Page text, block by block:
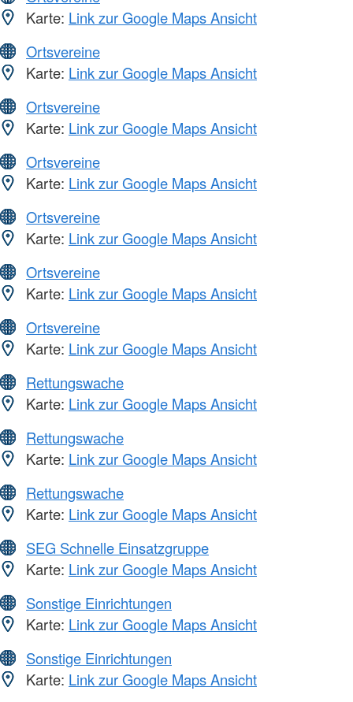
Karte: Link zur Google Maps Ansicht
Ortsvereine
Karte: Link zur Google Maps Ansicht
Ortsvereine
Karte: Link zur Google Maps Ansicht
Ortsvereine
Karte: Link zur Google Maps Ansicht
Ortsvereine
Karte: Link zur Google Maps Ansicht
Ortsvereine
Karte: Link zur Google Maps Ansicht
Ortsvereine
Karte: Link zur Google Maps Ansicht
Rettungswache
Karte: Link zur Google Maps Ansicht
Rettungswache
Karte: Link zur Google Maps Ansicht
Rettungswache
Karte: Link zur Google Maps Ansicht
SEG Schnelle Einsatzgruppe
Karte: Link zur Google Maps Ansicht
Sonstige Einrichtungen
Karte: Link zur Google Maps Ansicht
Sonstige Einrichtungen
Karte: Link zur Google Maps Ansicht